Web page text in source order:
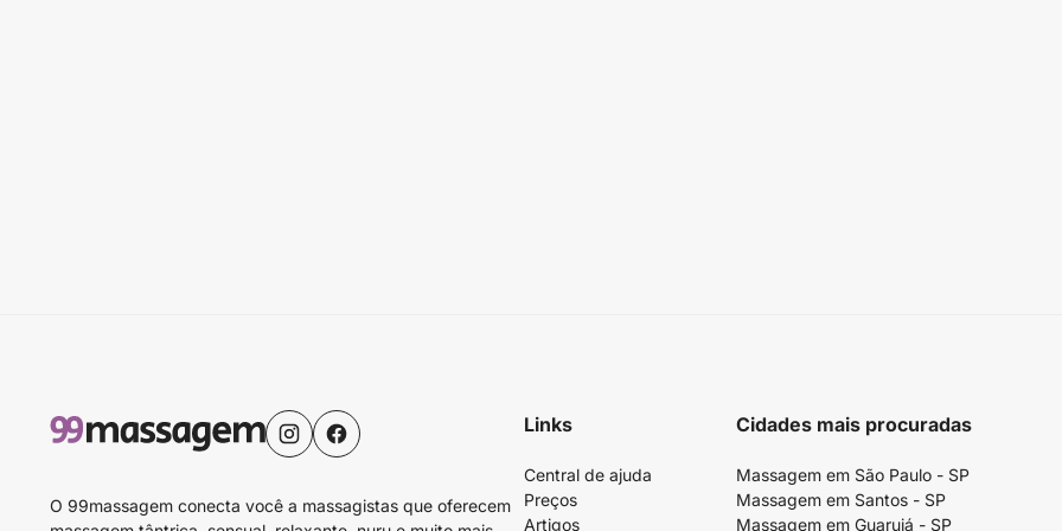
O 99massagem conecta você a massagistas que oferecem
Links
Central de ajuda
Preços
Artigos
Cidades mais procuradas
Massagem em São Paulo - SP
Massagem em Santos - SP
Massagem em Guarujá - SP